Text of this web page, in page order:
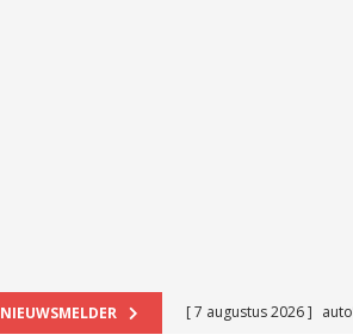
NIEUWSMELDER [ 7 augustus 2026 ]